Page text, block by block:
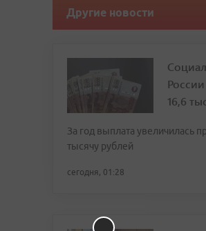
Другие новости
16,6
За год выплата увеличилась
тысячу рублей
сегодня, 01:28